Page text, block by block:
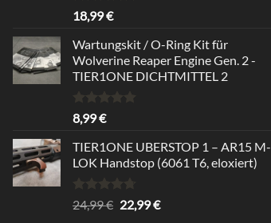
Bewertet
mit
von 5
18,99€
Wartungskit / O-Ring Kit für
Wolverine Reaper Engine Gen. 2 -
TIER1ONE DICHTMITTEL 2
Bewertet
mit
von 5
8,99€
TIER1ONE UBERSTOP 1 – AR15 M-
LOK Handstop (6061 T6, eloxiert)
Bewertet
mit
24,99€ Ursprünglicher
22,99€Aktueller